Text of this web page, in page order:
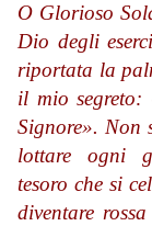
O Glorioso
Dio degli
riportata la
il mio
Signore». Non
lottare ogni
tesoro che si
diventare